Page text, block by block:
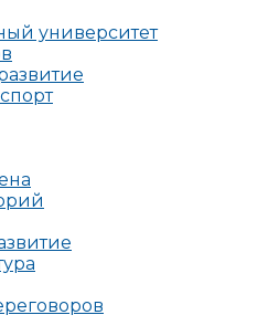
университет